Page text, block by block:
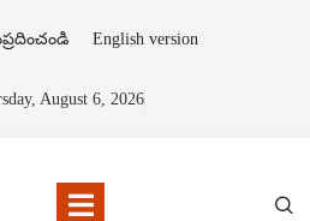
English version
August 6, 2026